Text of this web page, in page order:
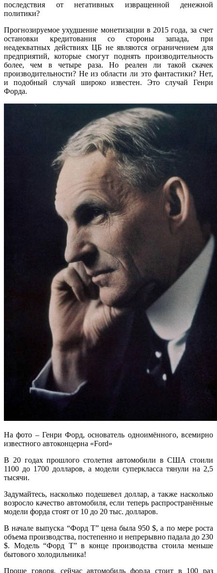
последствия от негативных извращенной денежной
политики?
Прогнозируемое ухудшение монетизации в 2015 года, за счет
остановки кредитования со стороны запада, при
неадекватных действиях ЦБ не являются ограничением для
предприятий, которые смогут поднять производительность
более, чем в четыре раза. Но реален ли такой скачек
производительности? Не из области ли это фантастики? Нет,
и подобный случай широко известен. Это случай Генри
Форда.
На фото – Генри Форд, основатель одноимённого, всемирно
известного автоконцерна «Ford»
В 20 годах прошлого столетия автомобили в США стоили
1100 до 1700 долларов, а модели суперкласса тянули на 2,5
тысячи.
Задумайтесь, насколько подешевел доллар, а также насколько
возросло качество автомобиля, если теперь распространённые
модели форда стоят от 10 до 20 тыс. долларов.
В начале выпуска “Форд Т” цена была 950 $, а по мере роста
объема производства, постепенно и непрерывно падала до 230
$. Модель “Форд Т” в конце производства стоила меньше
бытового холодильника!
Проще говоря, сейчас автомобиль форда стоит в 100 раз